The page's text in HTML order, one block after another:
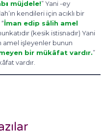
ı müjdele!” Yani -ey
kendileri için acıklı bir
İman edip sâlih amel
(kesik istisnadır) Yani
amel işleyenler bunun
bir mükâfat vardır.”
vardır.